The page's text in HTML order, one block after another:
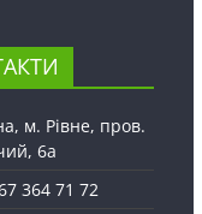
м. Рівне, пров.
6а
364 71 72